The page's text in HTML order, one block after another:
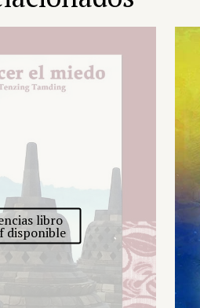
libro
disponible